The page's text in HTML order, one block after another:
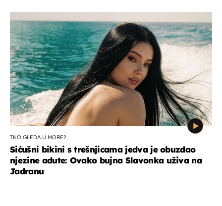
TKO GLEDA U MORE?
Sićušni bikini s trešnjicama jedva je obuzdao
njezine adute: Ovako bujna Slavonka uživa na
Jadranu